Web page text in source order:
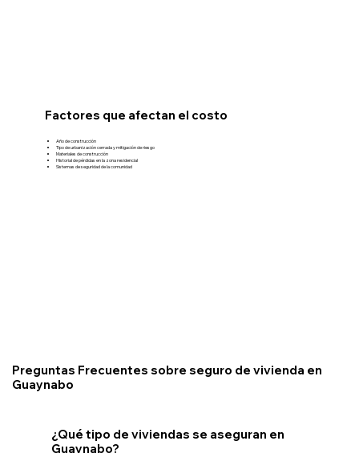
Factores que afectan el costo
Año de construcción
Tipo de urbanización cerrada y mitigación de riesgo
Materiales de construcción
Historial de pérdidas en la zona residencial
Sistemas de seguridad de la comunidad
Preguntas Frecuentes sobre seguro de vivienda en
Guaynabo
¿Qué tipo de viviendas se aseguran en
Guaynabo?